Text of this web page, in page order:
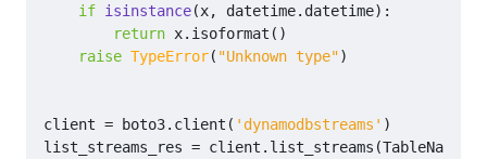
if isinstance(x, datetime. datetime):
return x. isoformat ()
raise TypeError( "Unknown type")
client = boto3. client ( 'dynamodbstreams' )
list_streams_res = client . list_streams (TableName